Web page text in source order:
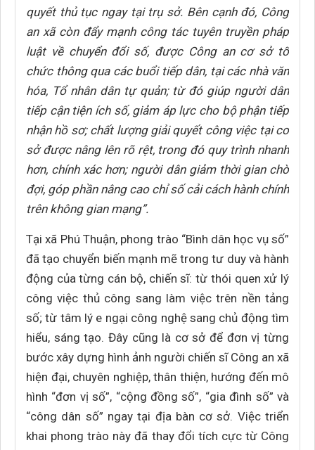
quyết thủ tục ngay tại trụ sở. Bên cạnh đó, Công
an xã còn đẩy mạnh công tác tuyên truyền pháp
luật về chuyển đổi số, được Công an cơ sở tổ
chức thông qua các buổi tiếp dân, tại các nhà văn
hóa, Tổ nhân dân tự quản; từ đó giúp người dân
tiếp cận tiện ích số, giảm áp lực cho bộ phận tiếp
nhận hồ sơ; chất lượng giải quyết công việc tại cơ
sở được nâng lên rõ rệt, trong đó quy trình nhanh
hơn, chính xác hơn; người dân giảm thời gian chờ
đợi, góp phần nâng cao chỉ số cải cách hành chính
trên không gian mạng”.
Tại xã Phú Thuận, phong trào “Bình dân học vụ số”
đã tạo chuyển biến mạnh mẽ trong tư duy và hành
động của từng cán bộ, chiến sĩ: từ thói quen xử lý
công việc thủ công sang làm việc trên nền tảng
số; từ tâm lý e ngại công nghệ sang chủ động tìm
hiểu, sáng tạo. Đây cũng là cơ sở để đơn vị từng
bước xây dựng hình ảnh người chiến sĩ Công an xã
hiện đại, chuyên nghiệp, thân thiện, hướng đến mô
hình “đơn vị số”, “cộng đồng số”, “gia đình số” và
“công dân số” ngay tại địa bàn cơ sở. Việc triển
khai phong trào này đã thay đổi tích cực từ Công